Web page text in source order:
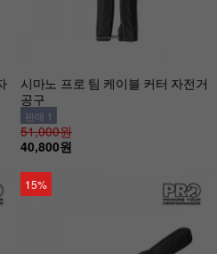
시마노 프로 팀 케이블 커터 자전거
공구
판매 1
51,000원
40,800원
15%